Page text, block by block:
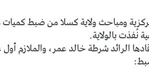
ومباحث ولاية كسلا من ضبط كميات
نُفذت بالولاية.
الرائد شرطة خالد عمر، والملازم